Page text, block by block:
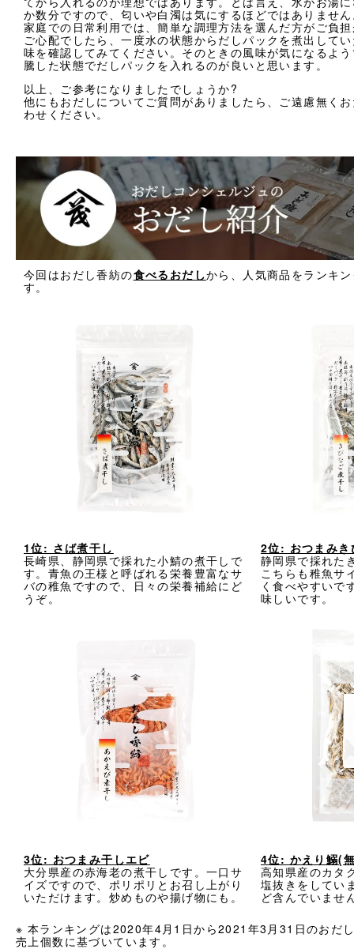
か数分ですので、匂いや白濁は気にするほどではありませ
家庭での日常利用では、簡単な調理方法を選んだ方がご負
ご心配でしたら、一度水の状態からだしパックを煮出して
味を確認してみてください。そのときの風味が気になるよ
騰した状態でだしパックを入れるのが良いと思います。
以上、ご参考になりましたでしょうか?
他にもおだしについてご質問がありましたら、ご遠慮無く
わせください。
今回はおだし香紡の食べるおだしから、人気商品をランキ
す。
1位: さば煮干し
長崎県、静岡県で採れた小鯖の煮干しで
す。青魚の王様と呼ばれる栄養豊富なサ
バの稚魚ですので、日々の栄養補給にど
うぞ。
2位: おつまみき
静岡県で採れた
こちらも稚魚サ
く食べやすいで
味しいです。
3位: おつまみ干しエビ
大分県産の赤海老の煮干しです。一口サ
イズですので、ポリポリとお召し上がり
いただけます。炒めものや揚げ物にも。
4位: かえり鰯(
高知県産のカタ
塩抜きをしてい
ど含んでいませ
※ 本ランキングは2020年4月1日から2021年3月31日のおだ
売上個数に基づいています。